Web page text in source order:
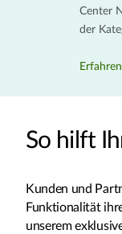
Center
der
So hilft
Kunden und
Funktionalität
unserem